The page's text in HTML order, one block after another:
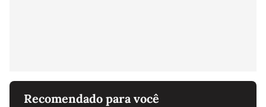
Recomendado para você